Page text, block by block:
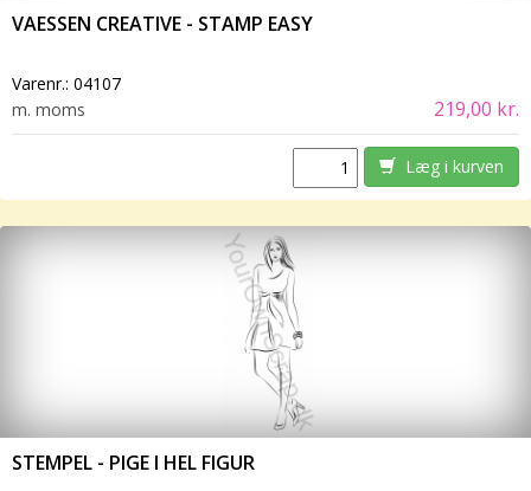
VAESSEN CREATIVE - STAMP EASY
Varenr.: 04107
m. moms
219,00 kr.
Læg i kurven
STEMPEL - PIGE I HEL FIGUR